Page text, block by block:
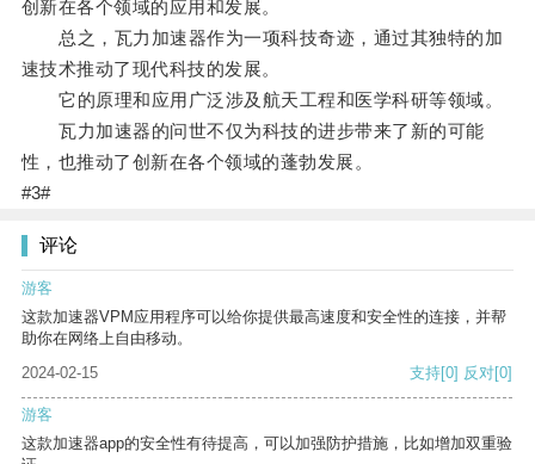
创新在各个领域的应用和发展。
总之，瓦力加速器作为一项科技奇迹，通过其独特的加
速技术推动了现代科技的发展。
它的原理和应用广泛涉及航天工程和医学科研等领域。
瓦力加速器的问世不仅为科技的进步带来了新的可能
性，也推动了创新在各个领域的蓬勃发展。
#3#
评论
游客
这款加速器VPM应用程序可以给你提供最高速度和安全性的连接，并帮
助你在网络上自由移动。
2024-02-15
支持[0] 反对[0]
游客
这款加速器app的安全性有待提高，可以加强防护措施，比如增加双重验